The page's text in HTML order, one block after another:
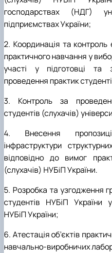
господарствах (НДГ)
підприємствах України;
2. Координація та контроль
практичного навчання у
участі у підготовці та
проведення практик
3. Контроль за
студентів (слухачів)
4. Внесення
інфраструктури
відповідно до вимог
(слухачів) НУБіП України.
5. Розробка та узгодження
студентів НУБіП України
НУБіП України;
6. Атестація об’єктів
навчально-виробничих